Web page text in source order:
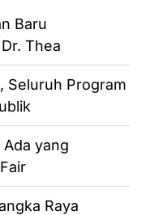
Baru
Thea
Seluruh Program
yang
Raya